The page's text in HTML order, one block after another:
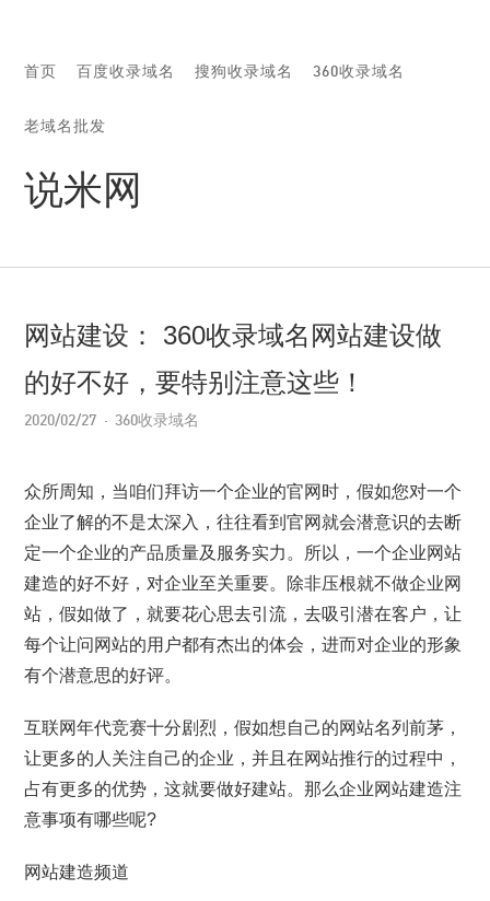
首页 百度收录域名 搜狗收录域名 360收录域名
老域名批发
说米网
网站建设： 360收录域名网站建设做
的好不好，要特别注意这些！
2020/02/27 360收录域名
众所周知，当咱们拜访一个企业的官网时，假如您对一个
企业了解的不是太深入，往往看到官网就会潜意识的去断
定一个企业的产品质量及服务实力。所以，一个企业网站
建造的好不好，对企业至关重要。除非压根就不做企业网
站，假如做了，就要花心思去引流，去吸引潜在客户，让
每个让问网站的用户都有杰出的体会，进而对企业的形象
有个潜意思的好评。
互联网年代竞赛十分剧烈，假如想自己的网站名列前茅，
让更多的人关注自己的企业，并且在网站推行的过程中，
占有更多的优势，这就要做好建站。那么企业网站建造注
意事项有哪些呢?
网站建造频道